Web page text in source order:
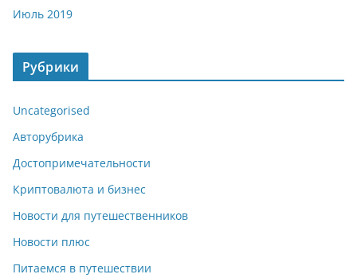
Июль 2019
Рубрики
Uncategorised
Авторубрика
Достопримечательности
Криптовалюта и бизнес
Новости для путешественников
Новости плюс
Питаемся в путешествии